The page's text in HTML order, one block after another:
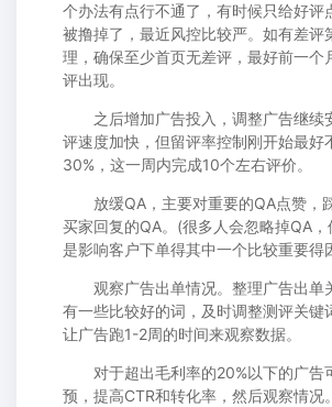
个办法有点行不通了，有时候只给好评
被撸掉了，最近风控比较严。如有差评
理，确保至少首页无差评，最好前一个
评出现。
之后增加广告投入，调整广告继续
评速度加快，但留评率控制刚开始最好
30%，这一周内完成10个左右评价。
放缓QA，主要对重要的QA点赞，
买家回复的QA。(很多人会忽略掉QA，
是影响客户下单得其中一个比较重要得
观察广告出单情况。整理广告出单
有一些比较好的词，及时调整测评关键
让广告跑1-2周的时间来观察数据。
对于超出毛利率的20%以下的广告
预，提高CTR和转化率，然后观察情况。